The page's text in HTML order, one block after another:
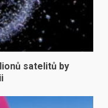
satelitů by